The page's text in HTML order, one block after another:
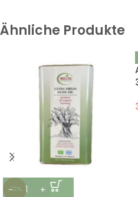
Ähnliche Produkte
-12%